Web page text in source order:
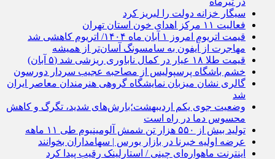
سیگار خزانه دولت را لبریز کرد
فعالیت ۱۱ مرکز اهدای خون استان تهران
قیمت اتریوم امروز ۱ آبان ماه ۱۴۰۴/ اتریوم کاهشی شد
مهاجرت از آیفون به سامسونگ آسان‌تر از همیشه
قیمت طلا ۱۸ عیار در کمال ناباوری ریزشی شد (۵ آبان)
خشم باشگاه پرسپولیس از مصاحبه عجیب سردار دورسون
گالری نشان میزبان نمایشگاه گروهی هنرمندان معاصر ایران
شد
وضعیت جوی یکم اردیبهشت؛بارش‌های شدید، تگرگ و کاهش
محسوس دما در راه است
تولید بیش از ۵۵۰ هزار تن شمش آلومینیوم طی ۱۱ ماهه
عرضه اولیه خبرنا در بازار بورس | سهامداران بخوانند
اینترنت ماهواره‌ای چینی / استارلینک رقیب پیدا کرد